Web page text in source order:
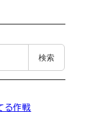
検索
る作戦